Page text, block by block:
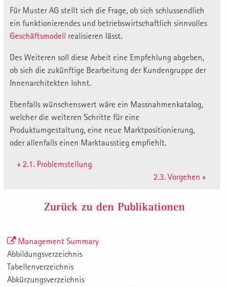
Für Muster AG stellt sich die Frage, ob sich schlussendlich
ein funktionierendes und betriebswirtschaftlich sinnvolles
Geschäftsmodell realisieren lässt.
Des Weiteren soll diese Arbeit eine Empfehlung abgeben,
ob sich die zukünftige Bearbeitung der Kundengruppe der
Innenarchitekten lohnt.
Ebenfalls wünschenswert wäre ein Massnahmenkatalog,
welcher die weiteren Schritte für eine
Produktumgestaltung, eine neue Marktpositionierung,
oder allenfalls einen Marktausstieg empfiehlt.
« 2.1. Problemstellung
2.3. Vorgehen »
Zurück zu den Publikationen
Management Summary
Abbildungsverzeichnis
Tabellenverzeichnis
Abkürzungsverzeichnis